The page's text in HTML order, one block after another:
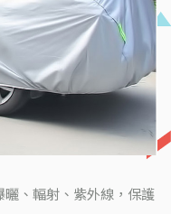
、輻射、紫外線，保護